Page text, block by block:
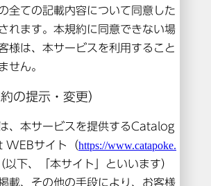
ツは閲覧できません。